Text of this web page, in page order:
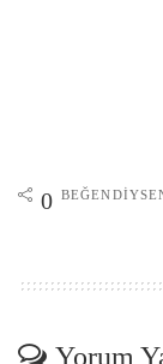
0
Yorum